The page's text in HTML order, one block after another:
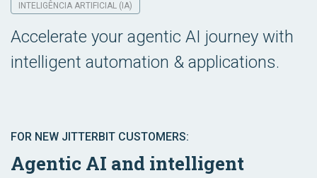
INTELIGÊNCIA ARTIFICIAL (IA)
Accelerate your agentic AI journey with
intelligent automation & applications.
FOR NEW JITTERBIT CUSTOMERS:
Agentic AI and intelligent